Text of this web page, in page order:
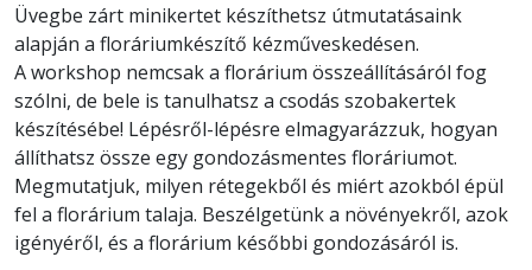
Üvegbe zárt minikertet készíthetsz útmutatásaink
alapján a floráriumkészítő kézműveskedésen.
A workshop nemcsak a florárium összeállításáról fog
szólni, de bele is tanulhatsz a csodás szobakertek
készítésébe! Lépésről-lépésre elmagyarázzuk, hogyan
állíthatsz össze egy gondozásmentes floráriumot.
Megmutatjuk, milyen rétegekből és miért azokból épül
fel a florárium talaja. Beszélgetünk a növényekről, azok
igényéről, és a florárium későbbi gondozásáról is.